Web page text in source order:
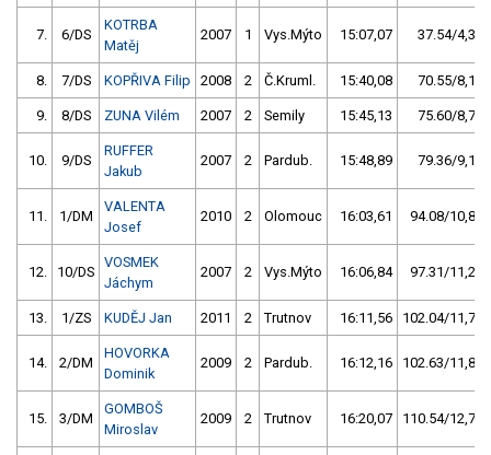
7. 6/DS
KOTRBA
Matěj
2007 1 Vys.Mýto 15:07,07 37.54/4,3
8. 7/DS KOPŘIVA Filip 2008 2 Č.Kruml. 15:40,08 70.55/8,1
9. 8/DS ZUNA Vilém 2007 2 Semily 15:45,13 75.60/8,7
10. 9/DS
RUFFER
Jakub
2007 2 Pardub. 15:48,89 79.36/9,1
11. 1/DM
VALENTA
Josef
2010 2 Olomouc 16:03,61 94.08/10,8
12. 10/DS
VOSMEK
Jáchym
2007 2 Vys.Mýto 16:06,84 97.31/11,2
13. 1/ZS KUDĚJ Jan 2011 2 Trutnov 16:11,56 102.04/11,7
14. 2/DM
HOVORKA
Dominik
2009 2 Pardub. 16:12,16 102.63/11,8
15. 3/DM
GOMBOŠ
Miroslav
2009 2 Trutnov 16:20,07 110.54/12,7